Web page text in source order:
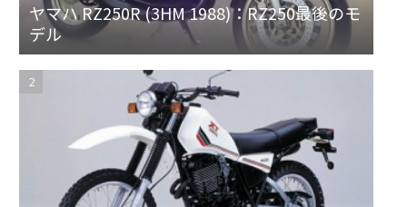
ヤマハ RZ250R (3HM 1988)：RZ250最後のモ
デル